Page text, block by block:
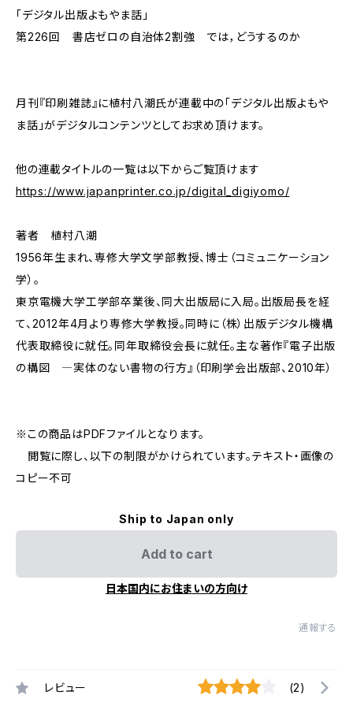
「デジタル出版よもやま話」
第226回 書店ゼロの自治体2割強 では，どうするのか
月刊『印刷雑誌』に植村八潮氏が連載中の「デジタル出版よもや
ま話」がデジタルコンテンツとしてお求め頂けます。
他の連載タイトルの一覧は以下からご覧頂けます
https://www.japanprinter.co.jp/digital_digiyomo/
著者 植村八潮
1956年生まれ、専修大学文学部教授、博士（コミュニケーション
学）。
東京電機大学工学部卒業後、同大出版局に入局。出版局長を経
て、2012年4月より専修大学教授。同時に（株）出版デジタル機構
代表取締役に就任。同年取締役会長に就任。主な著作『電子出版
の構図 ―実体のない書物の行方』（印刷学会出版部、2010年）
※この商品はPDFファイルとなります。
閲覧に際し、以下の制限がかけられています。テキスト・画像の
コピー不可
Ship to Japan only
Add to cart
日本国内にお住まいの方向け
通報する
レビュー (2)